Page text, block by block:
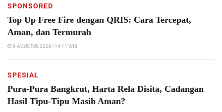
SPONSORED
Top Up Free Fire dengan QRIS: Cara Tercepat,
Aman, dan Termurah
6 AGUSTUS 2026 | 14:11 WIB
SPESIAL
Pura-Pura Bangkrut, Harta Rela Disita, Cadangan
Hasil Tipu-Tipu Masih Aman?